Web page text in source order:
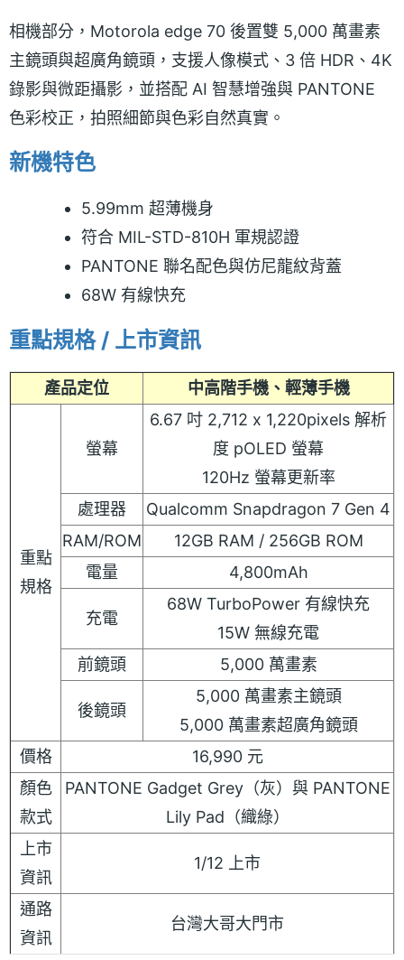
相機部分，Motorola edge 70 後置雙 5,000 萬畫素
主鏡頭與超廣角鏡頭，支援人像模式、3 倍 HDR、4K
錄影與微距攝影，並搭配 AI 智慧增強與 PANTONE
色彩校正，拍照細節與色彩自然真實。
新機特色
5.99mm 超薄機身
符合 MIL-STD-810H 軍規認證
PANTONE 聯名配色與仿尼龍紋背蓋
68W 有線快充
重點規格 / 上市資訊
產品定位 中高階手機、輕薄手機
重點
規格
螢幕
6.67 吋 2,712 x 1,220pixels 解析
度 pOLED 螢幕
120Hz 螢幕更新率
處理器
Qualcomm Snapdragon 7 Gen 4
RAM/ROM
12GB RAM / 256GB ROM
電量
4,800mAh
充電
68W TurboPower 有線快充
15W 無線充電
前鏡頭
5,000 萬畫素
後鏡頭
5,000 萬畫素主鏡頭
5,000 萬畫素超廣角鏡頭
價格
16,990 元
顏色
款式
PANTONE Gadget Grey（灰）與 PANTONE
Lily Pad（織綠）
上市
資訊
1/12 上市
通路
資訊
台灣大哥大門市